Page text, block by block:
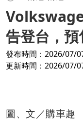
告登台，
發布時間：2026/07/
更新時間：2026/07/
圖、文／購車趣